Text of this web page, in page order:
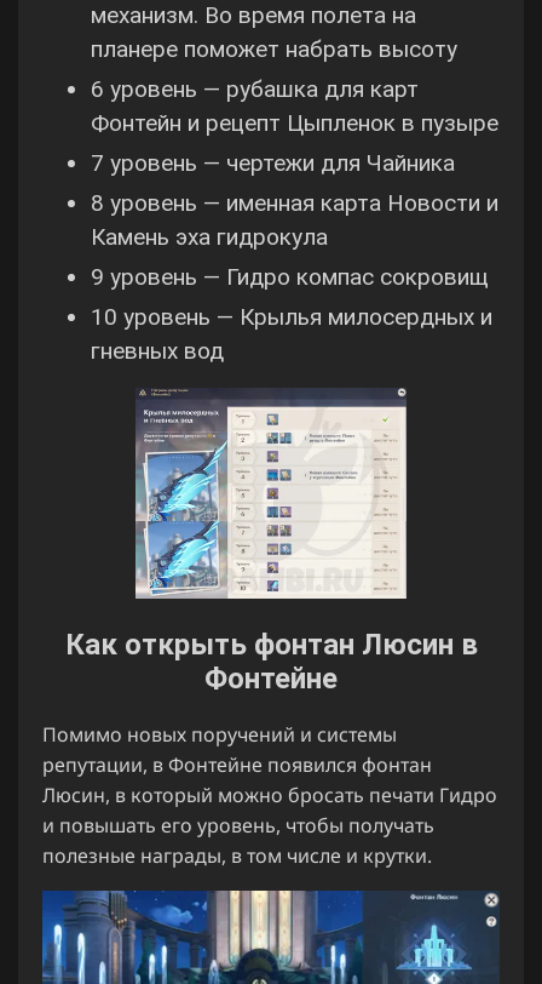
механизм. Во время полета на
планере поможет набрать высоту
6 уровень — рубашка для карт
Фонтейн и рецепт Цыпленок в пузыре
7 уровень — чертежи для Чайника
8 уровень — именная карта Новости и
Камень эха гидрокула
9 уровень — Гидро компас сокровищ
10 уровень — Крылья милосердных и
гневных вод
Как открыть фонтан Люсин в
Фонтейне
Помимо новых поручений и системы
репутации, в Фонтейне появился фонтан
Люсин, в который можно бросать печати Гидро
и повышать его уровень, чтобы получать
полезные награды, в том числе и крутки.